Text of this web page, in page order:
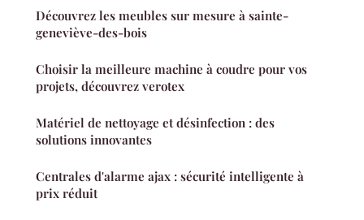
Découvrez les meubles sur mesure à sainte-
geneviève-des-bois
Choisir la meilleure machine à coudre pour vos
projets, découvrez verotex
Matériel de nettoyage et désinfection : des
solutions innovantes
Centrales d'alarme ajax : sécurité intelligente à
prix réduit